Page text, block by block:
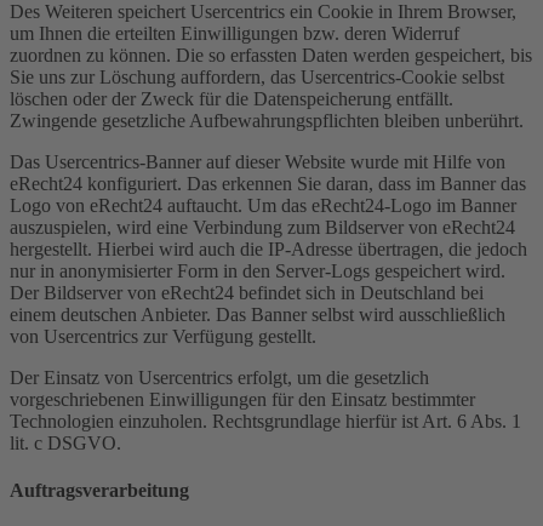
Des Weiteren speichert Usercentrics ein Cookie in Ihrem Browser,
um Ihnen die erteilten Einwilligungen bzw. deren Widerruf
zuordnen zu können. Die so erfassten Daten werden gespeichert, bis
Sie uns zur Löschung auffordern, das Usercentrics-Cookie selbst
löschen oder der Zweck für die Datenspeicherung entfällt.
Zwingende gesetzliche Aufbewahrungspflichten bleiben unberührt.
Das Usercentrics-Banner auf dieser Website wurde mit Hilfe von
eRecht24 konfiguriert. Das erkennen Sie daran, dass im Banner das
Logo von eRecht24 auftaucht. Um das eRecht24-Logo im Banner
auszuspielen, wird eine Verbindung zum Bildserver von eRecht24
hergestellt. Hierbei wird auch die IP-Adresse übertragen, die jedoch
nur in anonymisierter Form in den Server-Logs gespeichert wird.
Der Bildserver von eRecht24 befindet sich in Deutschland bei
einem deutschen Anbieter. Das Banner selbst wird ausschließlich
von Usercentrics zur Verfügung gestellt.
Der Einsatz von Usercentrics erfolgt, um die gesetzlich
vorgeschriebenen Einwilligungen für den Einsatz bestimmter
Technologien einzuholen. Rechtsgrundlage hierfür ist Art. 6 Abs. 1
lit. c DSGVO.
Auftragsverarbeitung